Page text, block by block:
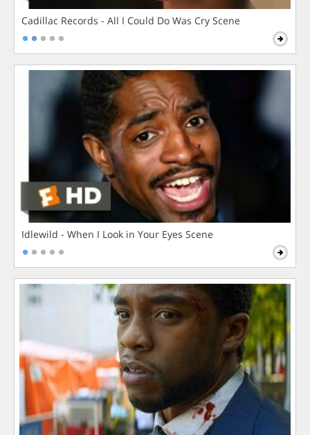
Cadillac Records - All I Could Do Was Cry Scene
Idlewild - When I Look in Your Eyes Scene